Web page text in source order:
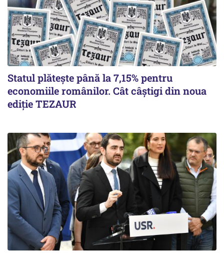
Statul plătește până la 7,15% pentru
economiile românilor. Cât câștigi din noua
ediție TEZAUR